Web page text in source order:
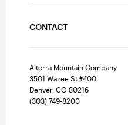
CONTACT
Alterra Mountain Company
3501 Wazee St #400
Denver, CO 80216
(303) 749-8200